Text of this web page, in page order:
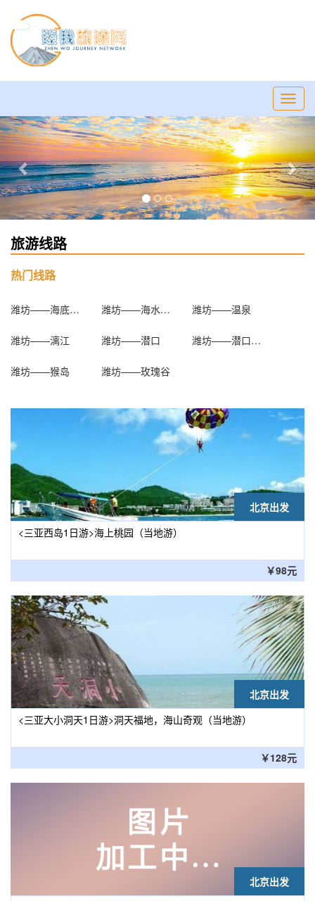
Previous
旅游线路
热门线路
潍坊——海底世界 潍坊——海水浴场 潍坊——温泉
潍坊——漓江 潍坊——潜口 潍坊——潜口民宅
潍坊——猴岛 潍坊——玫瑰谷
北京出发
<三亚西岛1日游>海上桃园（当地游）
￥98元
北京出发
<三亚大小洞天1日游>洞天福地，海山奇观（当地游）
￥128元
北京出发